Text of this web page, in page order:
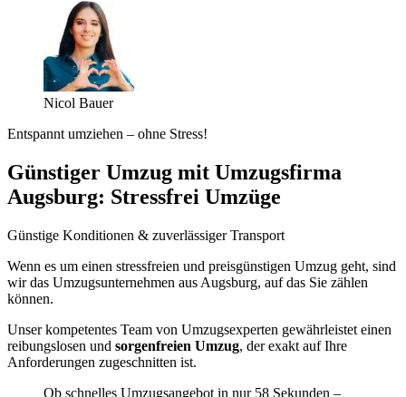
Nicol Bauer
Entspannt umziehen – ohne Stress!
Günstiger Umzug mit Umzugsfirma
Augsburg: Stressfrei Umzüge
Günstige Konditionen & zuverlässiger Transport
Wenn es um einen stressfreien und preisgünstigen Umzug geht, sind
wir das Umzugsunternehmen aus Augsburg, auf das Sie zählen
können.
Unser kompetentes Team von Umzugsexperten gewährleistet einen
reibungslosen und sorgenfreien Umzug, der exakt auf Ihre
Anforderungen zugeschnitten ist.
Ob schnelles Umzugsangebot in nur 58 Sekunden –